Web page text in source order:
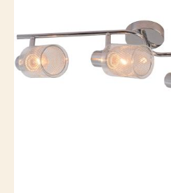
Контакты
Каталог